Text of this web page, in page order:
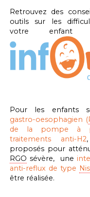
Retrouvez des
outils sur les
votre
Pour les enfants
gastro-oesophagien (
de la pompe à
traitements anti-H2
proposés pour
RGO sévère, une
anti-reflux de type
être réalisée.